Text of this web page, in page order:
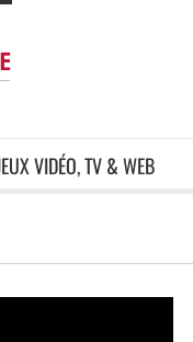
VIDÉO, TV & WEB